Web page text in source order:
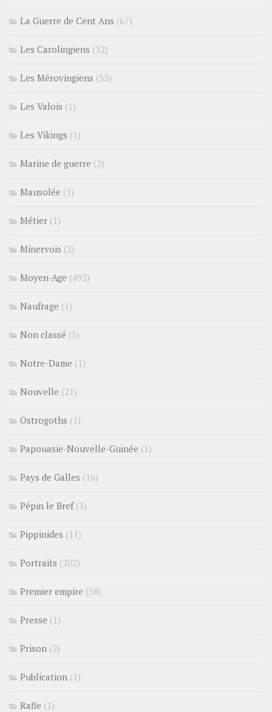
La Guerre de Cent Ans (67)
Les Carolingiens (32)
Les Mérovingiens (33)
Les Valois (1)
Les Vikings (1)
Marine de guerre (2)
Mausolée (1)
Métier (1)
Minervois (2)
Moyen-Age (492)
Naufrage (1)
Non classé (3)
Notre-Dame (1)
Nouvelle (21)
Ostrogoths (1)
Papouasie-Nouvelle-Guinée (1)
Pays de Galles (16)
Pépin le Bref(3)
Pippinides (11)
Portraits (202)
Premier empire (58)
Presse (1)
Prison (2)
Publication (1)
Rafle (1)